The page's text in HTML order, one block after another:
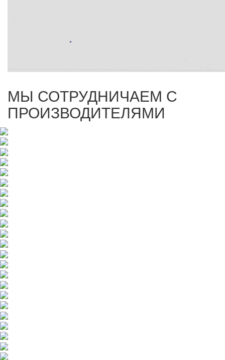
МЫ СОТРУДНИЧАЕМ С
ПРОИЗВОДИТЕЛЯМИ